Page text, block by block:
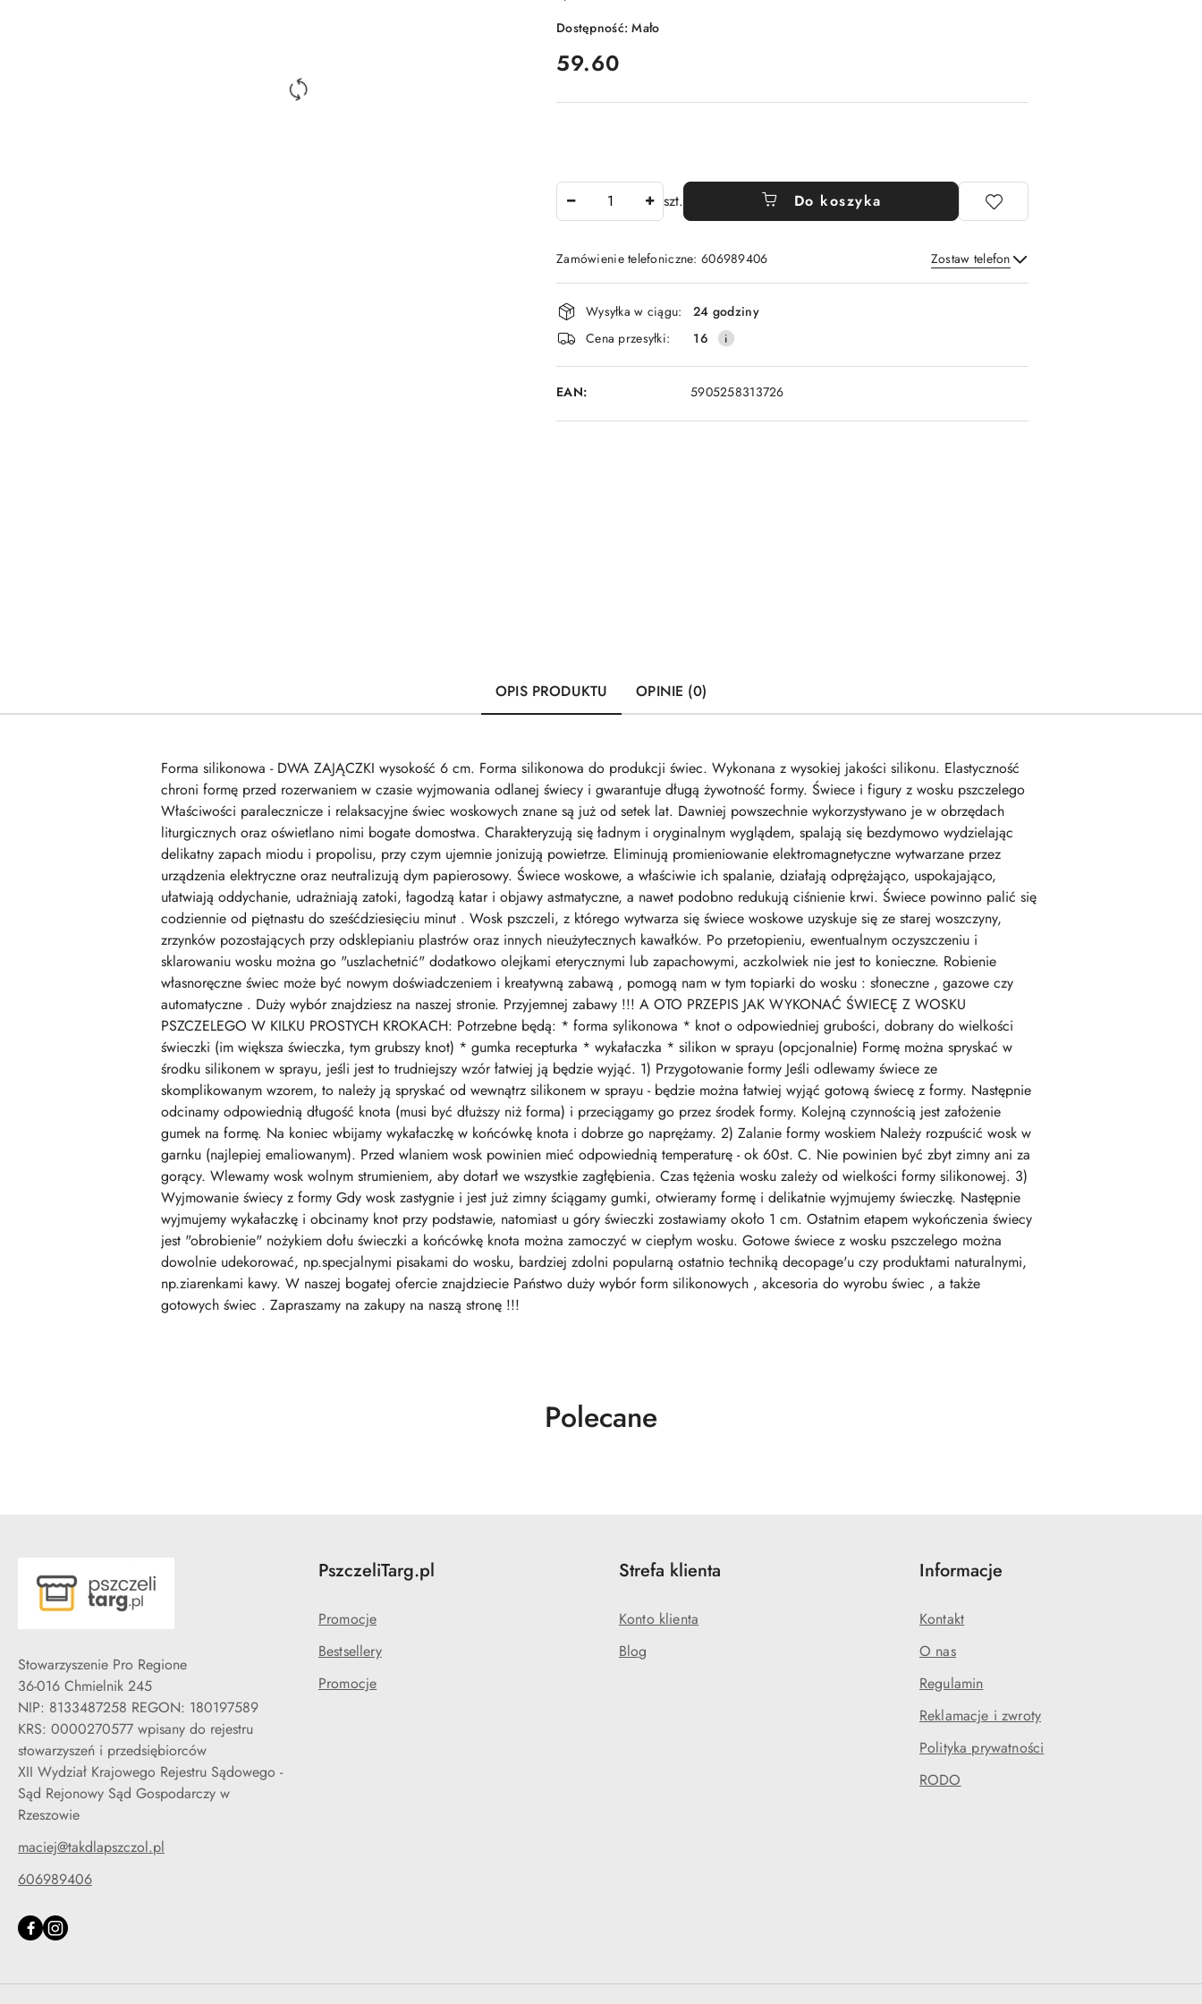
Dostępność:Mało
cena:
59.60
szt. Do koszyka
Zamówienie telefoniczne: 606989406 Zostaw telefon
Wyślij
Dostępność
i
dostawa
Wysyłka w ciągu:
24 godziny
Cena przesyłki:
16
EAN: 5905258313726
OPIS PRODUKTU OPINIE (0)
Forma silikonowa - DWA ZAJĄCZKI wysokość 6 cm. Forma silikonowa do produkcji świec. Wykonana z wysokiej jakości silikonu. Elastyczność
chroni formę przed rozerwaniem w czasie wyjmowania odlanej świecy i gwarantuje długą żywotność formy. Świece i figury z wosku pszczelego
Właściwości paralecznicze i relaksacyjne świec woskowych znane są już od setek lat. Dawniej powszechnie wykorzystywano je w obrzędach
liturgicznych oraz oświetlano nimi bogate domostwa. Charakteryzują się ładnym i oryginalnym wyglądem, spalają się bezdymowo wydzielając
delikatny zapach miodu i propolisu, przy czym ujemnie jonizują powietrze. Eliminują promieniowanie elektromagnetyczne wytwarzane przez
urządzenia elektryczne oraz neutralizują dym papierosowy. Świece woskowe, a właściwie ich spalanie, działają odprężająco, uspokajająco,
ułatwiają oddychanie, udrażniają zatoki, łagodzą katar i objawy astmatyczne, a nawet podobno redukują ciśnienie krwi. Świece powinno palić się
codziennie od piętnastu do sześćdziesięciu minut . Wosk pszczeli, z którego wytwarza się świece woskowe uzyskuje się ze starej woszczyny,
zrzynków pozostających przy odsklepianiu plastrów oraz innych nieużytecznych kawałków. Po przetopieniu, ewentualnym oczyszczeniu i
sklarowaniu wosku można go "uszlachetnić" dodatkowo olejkami eterycznymi lub zapachowymi, aczkolwiek nie jest to konieczne. Robienie
własnoręczne świec może być nowym doświadczeniem i kreatywną zabawą , pomogą nam w tym topiarki do wosku : słoneczne , gazowe czy
automatyczne . Duży wybór znajdziesz na naszej stronie. Przyjemnej zabawy !!! A OTO PRZEPIS JAK WYKONAĆ ŚWIECĘ Z WOSKU
PSZCZELEGO W KILKU PROSTYCH KROKACH: Potrzebne będą: * forma sylikonowa * knot o odpowiedniej grubości, dobrany do wielkości
świeczki (im większa świeczka, tym grubszy knot) * gumka recepturka * wykałaczka * silikon w sprayu (opcjonalnie) Formę można spryskać w
środku silikonem w sprayu, jeśli jest to trudniejszy wzór łatwiej ją będzie wyjąć. 1) Przygotowanie formy Jeśli odlewamy świece ze
skomplikowanym wzorem, to należy ją spryskać od wewnątrz silikonem w sprayu - będzie można łatwiej wyjąć gotową świecę z formy. Następnie
odcinamy odpowiednią długość knota (musi być dłuższy niż forma) i przeciągamy go przez środek formy. Kolejną czynnością jest założenie
gumek na formę. Na koniec wbijamy wykałaczkę w końcówkę knota i dobrze go naprężamy. 2) Zalanie formy woskiem Należy rozpuścić wosk w
garnku (najlepiej emaliowanym). Przed wlaniem wosk powinien mieć odpowiednią temperaturę - ok 60st. C. Nie powinien być zbyt zimny ani za
gorący. Wlewamy wosk wolnym strumieniem, aby dotarł we wszystkie zagłębienia. Czas tężenia wosku zależy od wielkości formy silikonowej. 3)
Wyjmowanie świecy z formy Gdy wosk zastygnie i jest już zimny ściągamy gumki, otwieramy formę i delikatnie wyjmujemy świeczkę. Następnie
wyjmujemy wykałaczkę i obcinamy knot przy podstawie, natomiast u góry świeczki zostawiamy około 1 cm. Ostatnim etapem wykończenia świecy
jest "obrobienie" nożykiem dołu świeczki a końcówkę knota można zamoczyć w ciepłym wosku. Gotowe świece z wosku pszczelego można
dowolnie udekorować, np.specjalnymi pisakami do wosku, bardziej zdolni popularną ostatnio techniką decopage'u czy produktami naturalnymi,
np.ziarenkami kawy. W naszej bogatej ofercie znajdziecie Państwo duży wybór form silikonowych , akcesoria do wyrobu świec , a także
gotowych świec . Zapraszamy na zakupy na naszą stronę !!!
Produkty
Polecane
Stowarzyszenie Pro Regione
36-016 Chmielnik 245
NIP: 8133487258 REGON: 180197589
KRS: 0000270577 wpisany do rejestru
stowarzyszeń i przedsiębiorców
XII Wydział Krajowego Rejestru Sądowego -
Sąd Rejonowy Sąd Gospodarczy w
Rzeszowie
maciej@takdlapszczol.pl
606989406
PszczeliTarg.pl
Promocje
Bestsellery
Promocje
Strefa klienta
Konto klienta
Blog
Informacje
Kontakt
O nas
Regulamin
Reklamacje i zwroty
Polityka prywatności
RODO